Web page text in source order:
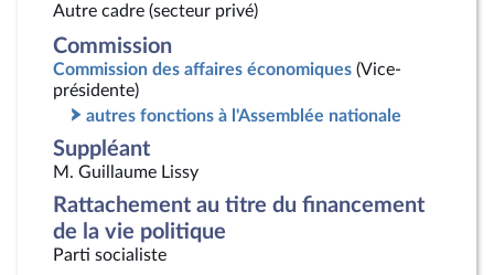
Autre cadre (secteur privé)
Commission
Commission des affaires économiques (Vice-
présidente)
autres fonctions à l'Assemblée nationale
Suppléant
M. Guillaume Lissy
Rattachement au titre du financement
de la vie politique
Parti socialiste